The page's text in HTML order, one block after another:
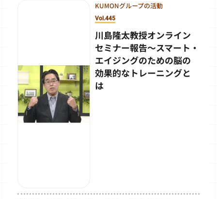
KUMONグループの活動
Vol.445
川島隆太教授オンライン
セミナー報告～スマート・
エイジングのための脳の
効果的なトレーニングと
は